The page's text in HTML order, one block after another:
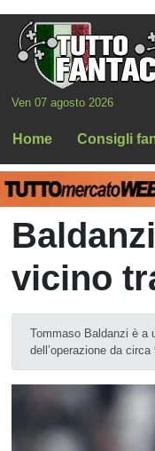
Ven 07 agosto 2026
Home Consigli
vicino
Tommaso Baldanzi è a
dell’operazione da